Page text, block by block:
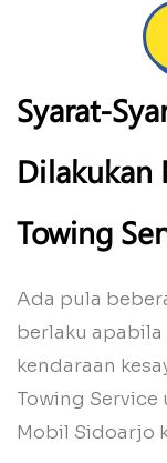
Syarat-
Dilakukan
Towing
Ada pula
berlaku
kendaraan
Towing
Mobil Sidoarjo